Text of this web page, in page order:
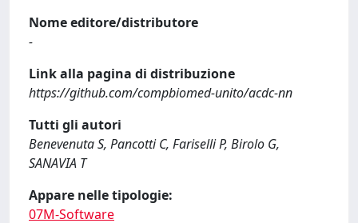
Nome editore/distributore
-
Link alla pagina di distribuzione
https://github.com/compbiomed-unito/acdc-nn
Tutti gli autori
Benevenuta S, Pancotti C, Fariselli P, Birolo G,
SANAVIA T
Appare nelle tipologie:
07M-Software